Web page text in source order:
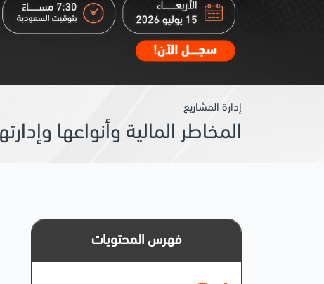
إدارة المشاريع
المخاطر المالية وأنواعها
فهرس المحتويات